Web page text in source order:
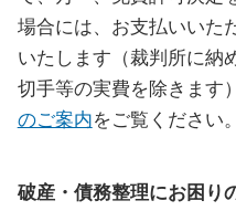
場合には、お支払いいた
いたします（裁判所に納
切手等の実費を除きます
のご案内をご覧ください。
破産・債務整理にお困り